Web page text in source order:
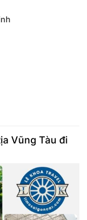
Vũng Tàu đi